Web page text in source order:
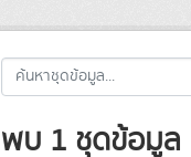
พบ 1 ชุดข้อมูล